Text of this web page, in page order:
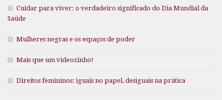
Cuidar para viver: o verdadeiro significado do Dia Mundial da
Saúde
Mulheres negras e os espaços de poder
Mais que um videozinho!
Direitos femininos: iguais no papel, desiguais na prática